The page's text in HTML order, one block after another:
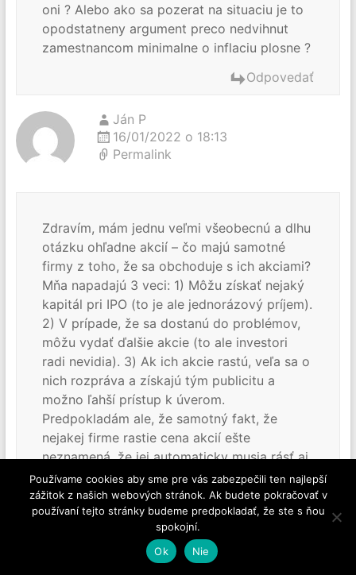
oni ? Alebo ako sa pozerat na situaciu je to
opodstatneny argument preco nedvihnut
zamestnancom minimalne o inflaciu plosne ?
Odpovedať
Ján P
16/01/2022 o 18:13
Permalink
Zdravím, mám jednu veľmi všeobecnú a dlhu
otázku ohľadne akcií – čo majú samotné
firmy z toho, že sa obchoduje s ich akciami?
Mňa napadajú 3 veci: 1) Môžu získať nejaký
kapitál pri IPO (to je ale jednorázový príjem).
2) V prípade, že sa dostanú do problémov,
môžu vydať ďalšie akcie (to ale investori
radi nevidia). 3) Ak ich akcie rastú, veľa sa o
nich rozpráva a získajú tým publicitu a
možno ľahší prístup k úverom.
Predpokladám ale, že samotný fakt, že
nejakej firme rastie cena akcií ešte
neznamená, že jej automaticky musia rásť aj
príjmy, alebo sa mýlim?
Odpovedať
Dávid
16/01/2022 o 19:39
Používame cookies aby sme pre vás zabezpečili ten najlepší
zážitok z našich webových stránok. Ak budete pokračovať v
používaní tejto stránky budeme predpokladať, že ste s ňou
spokojní.
Ok
Nie